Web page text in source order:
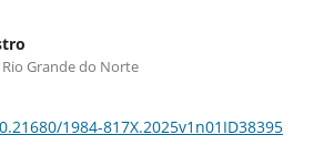
Grande do Norte
1984-817X.2025v1n01ID38395